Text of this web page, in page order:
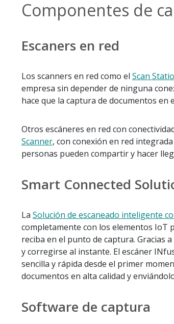
Componentes de
Escaners en red
Los scanners en red como el Scan
empresa sin depender de ninguna
hace que la captura de documentos
Otros escáneres en red con
Scanner, con conexión en red
personas pueden compartir y hacer
Smart Connected
La Solución de escaneado inteligente
completamente con los elementos IoT
reciba en el punto de captura. Gracias
y corregirse al instante. El escáner
sencilla y rápida desde el primer
documentos en alta calidad y
Software de captura